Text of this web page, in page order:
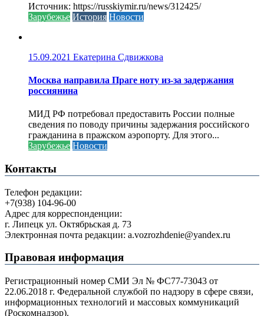
Источник: https://russkiymir.ru/news/312425/
Зарубежье История Новости
15.09.2021 Екатерина Сдвижкова
Москва направила Праге ноту из-за задержания
россиянина
МИД РФ потребовал предоставить России полные
сведения по поводу причины задержания российского
гражданина в пражском аэропорту. Для этого...
Зарубежье Новости
Контакты
Телефон редакции:
+7(938) 104-96-00
Адрес для корреспонденции:
г. Липецк ул. Октябрьская д. 73
Электронная почта редакции: a.vozrozhdenie@yandex.ru
Правовая информация
Регистрационный номер СМИ Эл № ФС77-73043 от
22.06.2018 г. Федеральной службой по надзору в сфере связи,
информационных технологий и массовых коммуникаций
(Роскомнадзор).